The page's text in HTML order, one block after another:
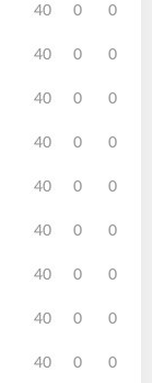
40 0 0
40 0 0
40 0 0
40 0 0
40 0 0
40 0 0
40 0 0
40 0 0
40 0 0